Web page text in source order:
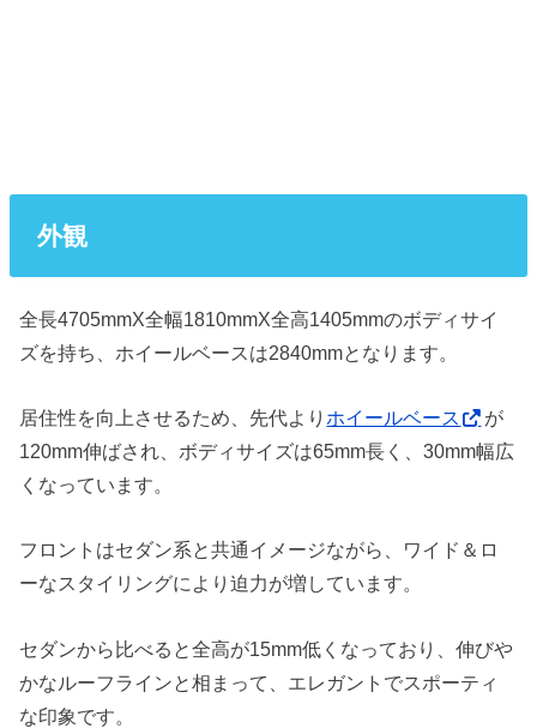
外観
全長4705mmX全幅1810mmX全高1405mmのボディサイ
ズを持ち、ホイールベースは2840mmとなります。
居住性を向上させるため、先代より ホイールベース
が
120mm伸ばされ、ボディサイズは65mm長く、30mm幅広
くなっています。
フロントはセダン系と共通イメージながら、ワイド＆ロ
ーなスタイリングにより迫力が増しています。
セダンから比べると全高が15mm低くなっており、伸びや
かなルーフラインと相まって、エレガントでスポーティ
な印象です。